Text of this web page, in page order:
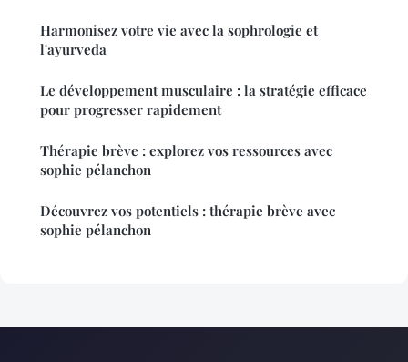
Harmonisez votre vie avec la sophrologie et
l'ayurveda
Le développement musculaire : la stratégie efficace
pour progresser rapidement
Thérapie brève : explorez vos ressources avec
sophie pélanchon
Découvrez vos potentiels : thérapie brève avec
sophie pélanchon